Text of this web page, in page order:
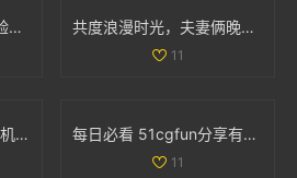
蜜糖直播：全新互动体验引领直播行业风潮 共度浪漫时光，夫妻俩晚间电影推荐，温馨不容错过
11
2023年热门三国策略单机手游推荐，塔防类游戏排行榜一览 每日必看 51cgfun分享有趣趣闻助你防走丢
11